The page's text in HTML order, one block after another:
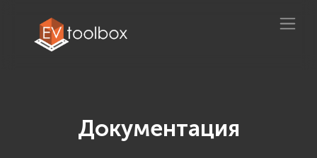
Документация